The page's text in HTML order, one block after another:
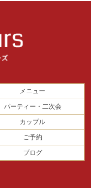
メニュー
パーティー・二次会
カップル
ご予約
ブログ